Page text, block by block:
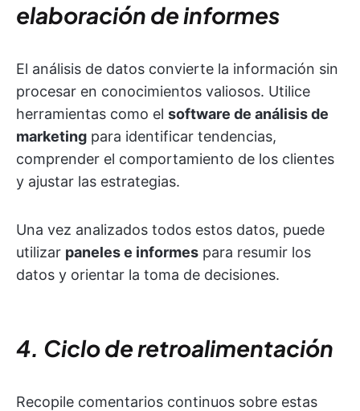
elaboración de informes
El análisis de datos convierte la información sin
procesar en conocimientos valiosos. Utilice
herramientas como el software de análisis de
marketing para identificar tendencias,
comprender el comportamiento de los clientes
y ajustar las estrategias.
Una vez analizados todos estos datos, puede
utilizar paneles e informes para resumir los
datos y orientar la toma de decisiones.
4. Ciclo de retroalimentación
Recopile comentarios continuos sobre estas